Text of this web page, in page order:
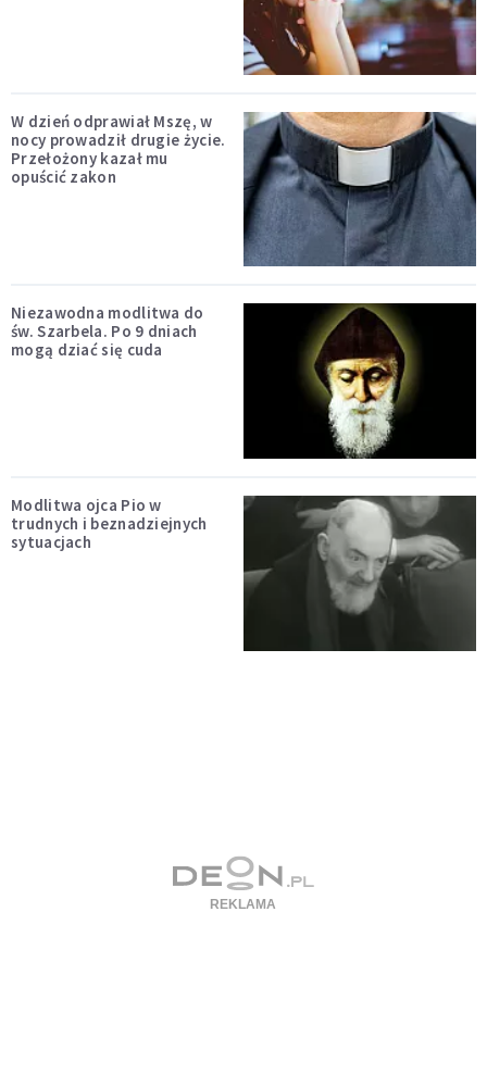
W dzień odprawiał Mszę, w
nocy prowadził drugie życie.
Przełożony kazał mu
opuścić zakon
Niezawodna modlitwa do
św. Szarbela. Po 9 dniach
mogą dziać się cuda
Modlitwa ojca Pio w
trudnych i beznadziejnych
sytuacjach